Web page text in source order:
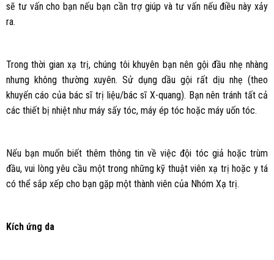
sẽ tư vấn cho bạn nếu bạn cần trợ giúp và tư vấn nếu điều này xảy
ra.
Trong thời gian xạ trị, chúng tôi khuyên bạn nên gội đầu nhẹ nhàng
nhưng không thường xuyên. Sử dụng dầu gội rất dịu nhẹ (theo
khuyến cáo của bác sĩ trị liệu/bác sĩ X-quang). Bạn nên tránh tất cả
các thiết bị nhiệt như máy sấy tóc, máy ép tóc hoặc máy uốn tóc.
Nếu bạn muốn biết thêm thông tin về việc đội tóc giả hoặc trùm
đầu, vui lòng yêu cầu một trong những kỹ thuật viên xạ trị hoặc y tá
có thể sắp xếp cho bạn gặp một thành viên của Nhóm Xạ trị.
Kích ứng da